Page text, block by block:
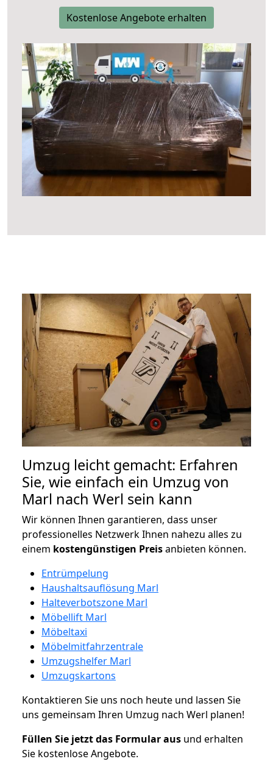
Kostenlose Angebote erhalten
Umzug leicht gemacht: Erfahren
Sie, wie einfach ein Umzug von
Marl nach Werl sein kann
Wir können Ihnen garantieren, dass unser
professionelles Netzwerk Ihnen nahezu alles zu
einem kostengünstigen Preisanbieten können.
Entrümpelung
Haushaltsauflösung Marl
Halteverbotszone Marl
Möbellift Marl
Möbeltaxi
Möbelmitfahrzentrale
Umzugshelfer Marl
Umzugskartons
Kontaktieren Sie uns noch heute und lassen Sie
uns gemeinsam Ihren Umzug nach Werl planen!
Füllen Sie jetzt das Formular aus und erhalten
Sie kostenlose Angebote.